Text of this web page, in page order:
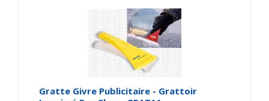
Gratte Givre Publicitaire - Grattoir